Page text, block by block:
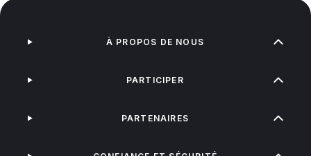
À PROPOS DE NOUS
PARTICIPER
PARTENAIRES